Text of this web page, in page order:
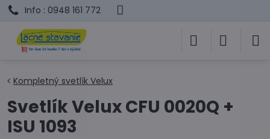
Info : 0948 161 772
Kompletný svetlík Velux
Svetlík Velux CFU 0020Q +
ISU 1093